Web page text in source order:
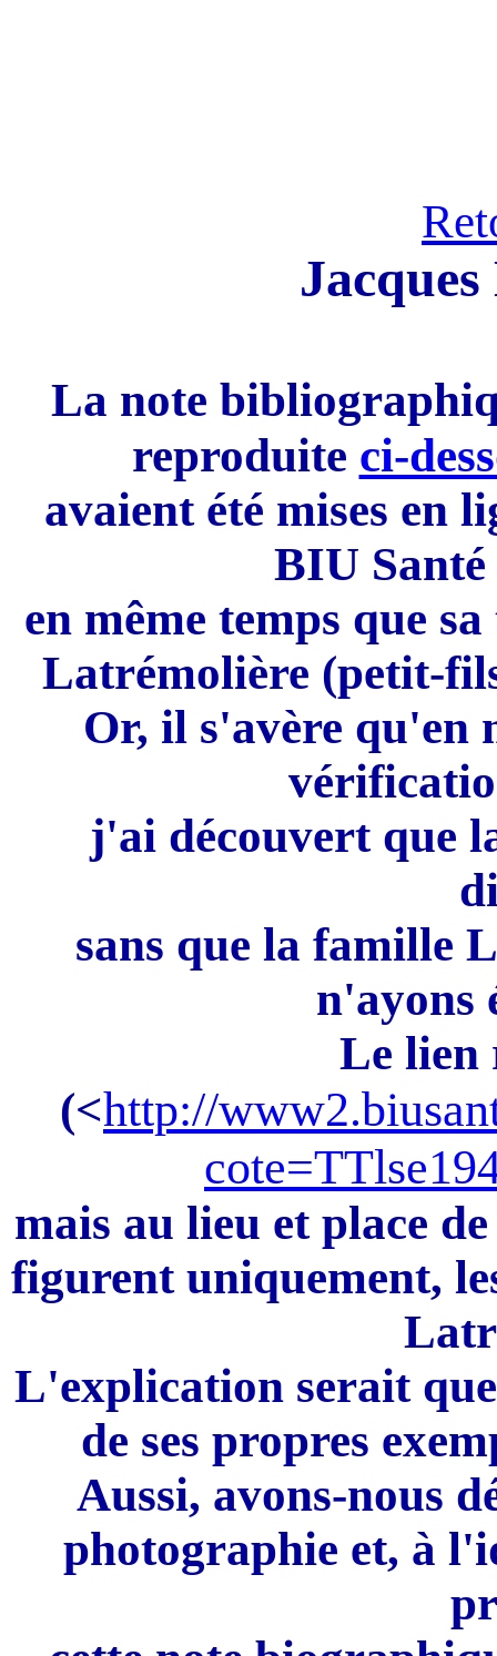
La note
reproduite ci-
avaient été mises en
BIU Santé
en même temps que
Latrémolière (petit-
Or, il s'avère qu'en
j'ai découvert que
sans que la famille
n'ayons
Le lien
(<http://
mais au lieu et place
figurent uniquement,
L'explication serait
de ses propres
Aussi, avons-nous
photographie et, à